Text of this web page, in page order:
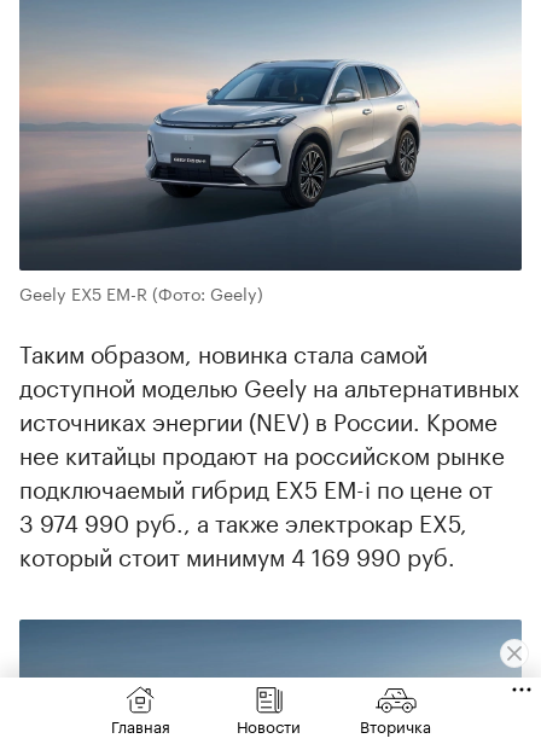
Geely EX5 EM-R (Фото: Geely)
Таким образом, новинка стала самой
доступной моделью Geely на альтернативных
источниках энергии (NEV) в России. Кроме
нее китайцы продают на российском рынке
подключаемый гибрид EX5 EM-i по цене от
3 974 990 руб., а также электрокар EX5,
который стоит минимум 4 169 990 руб.
Главная Новости Вторичка